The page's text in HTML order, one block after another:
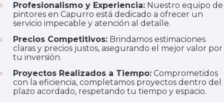
Profesionalismo y Experiencia: Nuestro equipo de
pintores en Capurro está dedicado a ofrecer un
servicio impecable y atención al detalle.
Precios Competitivos: Brindamos estimaciones
claras y precios justos, asegurando el mejor valor por
tu inversión.
Proyectos Realizados a Tiempo: Comprometidos
con la eficiencia, completamos proyectos dentro del
plazo acordado, respetando tu tiempo y espacio.